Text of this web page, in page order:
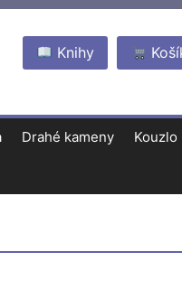
Knihy
Drahé kameny